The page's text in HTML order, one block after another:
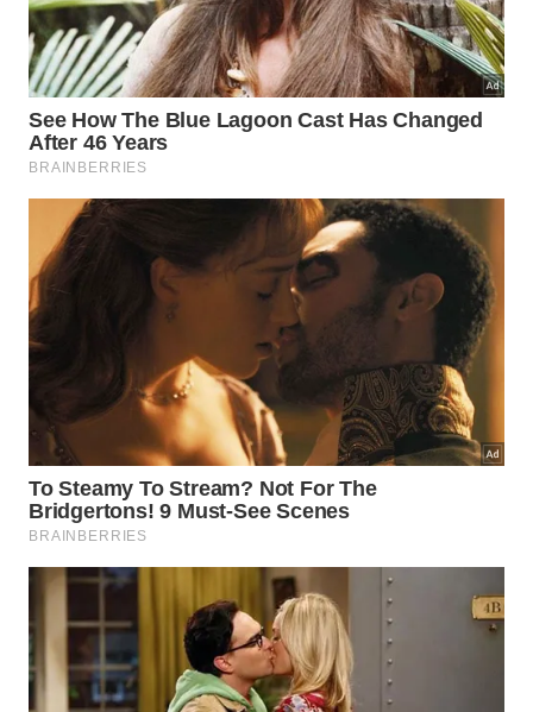
suavizar a pele ao redor dos olhos.
11. Hábitos saudáveis de vida
Evite fumar, limite o consumo de álcool e tenha um
sono reparador para promover a saúde geral da
prematuro.
“Com os cuidados adequados, é possível manter a
pele
madura saudável, radiante e jovem. Uma
combinação de hidratação, proteção solar e
produtos antienvelhecimento pode fazer uma
grande diferença na aparência e saúde da pele ao
longo do tempo”, finaliza Talita Bovi.
Por Ana Carolina Baili